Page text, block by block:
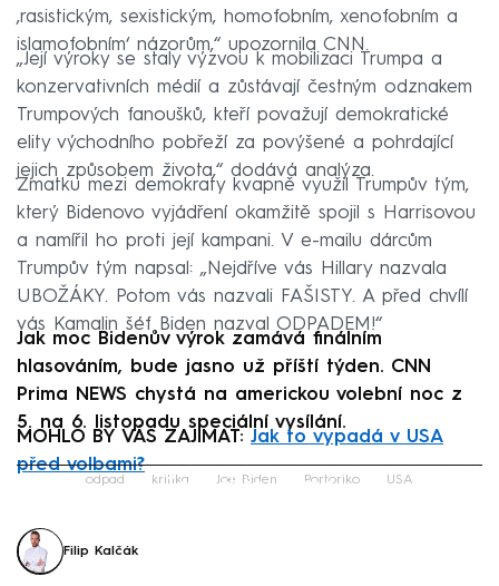
‚rasistickým, sexistickým, homofobním, xenofobním a
islamofobním‘ názorům,“ upozornila CNN.
„Její výroky se staly výzvou k mobilizaci Trumpa a
konzervativních médií a zůstávají čestným odznakem
Trumpových fanoušků, kteří považují demokratické
elity východního pobřeží za povýšené a pohrdající
jejich způsobem života,“ dodává analýza.
Zmatku mezi demokraty kvapně využil Trumpův tým,
který Bidenovo vyjádření okamžitě spojil s Harrisovou
a namířil ho proti její kampani. V e-mailu dárcům
Trumpův tým napsal: „Nejdříve vás Hillary nazvala
UBOŽÁKY. Potom vás nazvali FAŠISTY. A před chvílí
vás Kamalin šéf Biden nazval ODPADEM!“
Jak moc Bidenův výrok zamává finálním
hlasováním, bude jasno už příští týden. CNN
Prima NEWS chystá na americkou volební noc z
5. na 6. listopadu speciální vysílání.
MOHLO BY VÁS ZAJÍMAT: Jak to vypadá v USA
před volbami?
Failed to fetch
odpad kritika Joe Biden Portoriko USA
Filip Kalčák